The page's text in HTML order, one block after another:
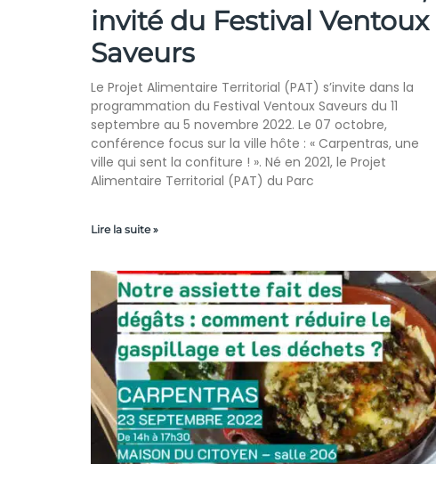
invité du Festival Ventoux
Saveurs
Le Projet Alimentaire Territorial (PAT) s’invite dans la
programmation du Festival Ventoux Saveurs du 11
septembre au 5 novembre 2022. Le 07 octobre,
conférence focus sur la ville hôte : « Carpentras, une
ville qui sent la confiture ! ». Né en 2021, le Projet
Alimentaire Territorial (PAT) du Parc
Lire la suite »